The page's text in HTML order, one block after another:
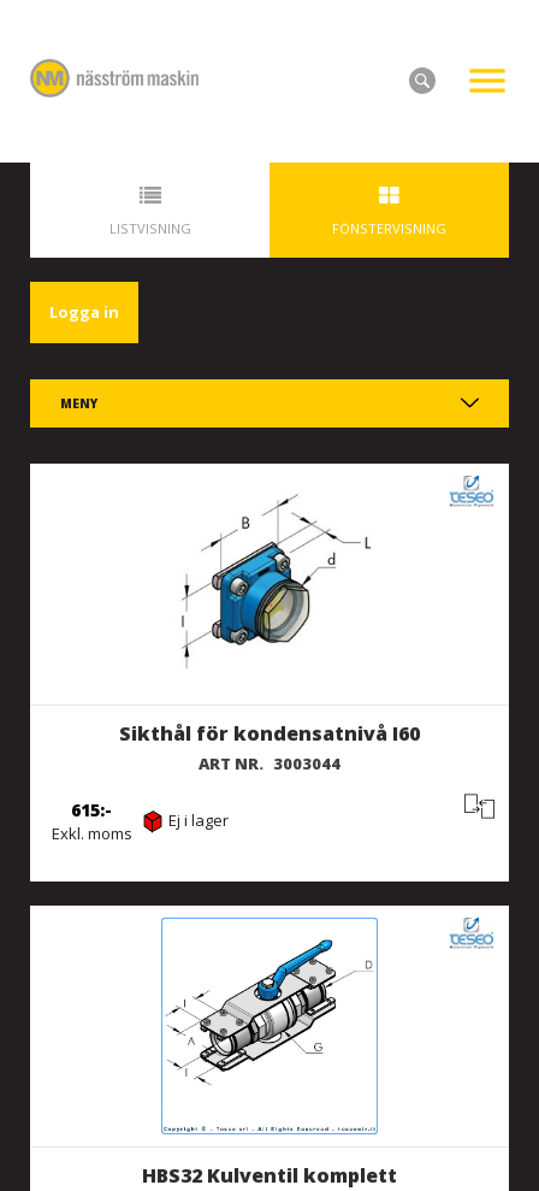
LISTVISNING FÖNSTERVISNING
Logga in
MENY
Sikthål för kondensatnivå I60
ART NR. 3003044
Exkl. moms
615 Ej i lager
HBS32 Kulventil komplett